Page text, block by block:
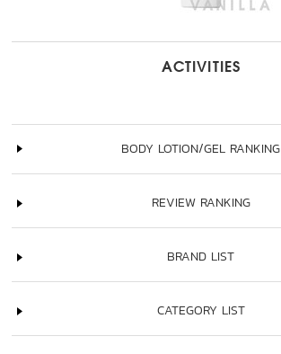
ACTIVITIES
BODY LOTION/GEL RANKING
REVIEW RANKING
BRAND LIST
CATEGORY LIST